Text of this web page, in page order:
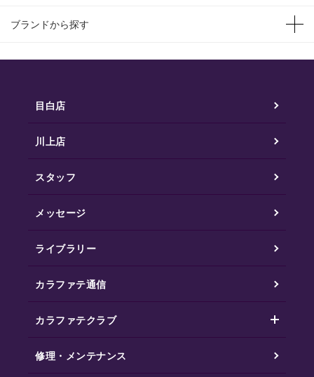
ブランドから探す
目白店
川上店
スタッフ
メッセージ
ライブラリー
カラファテ通信
カラファテクラブ
修理・メンテナンス